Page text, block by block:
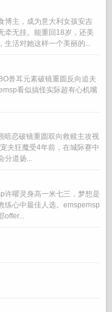
博主，成为意大利女孩安吉
牵无挂。能重回18岁，还美
生活对她这样一个美丽的...
兽耳元素破镜重圆反向追夫
看似搞怪实际超有心机嘴
暗恋破镜重圆双向救赎主攻视
夫狂魔受4年前，在城际赛中
分道扬...
许曜灵身高一米七三，梦想是
练心中最佳人选。emspemsp
offer...